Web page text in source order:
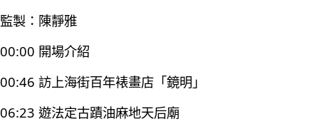
監製：陳靜雅
00:00 開場介紹
00:46 訪上海街百年裱畫店「鏡明」
06:23 遊法定古蹟油麻地天后廟